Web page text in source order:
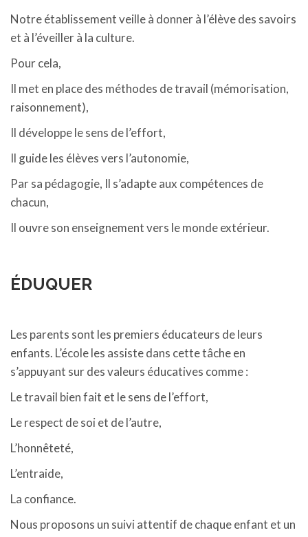
Notre établissement veille à donner à l’élève des savoirs
et à l’éveiller à la culture.
Pour cela,
Il met en place des méthodes de travail (mémorisation,
raisonnement),
Il développe le sens de l’effort,
Il guide les élèves vers l’autonomie,
Par sa pédagogie, Il s’adapte aux compétences de
chacun,
Il ouvre son enseignement vers le monde extérieur.
ÉDUQUER
Les parents sont les premiers éducateurs de leurs
enfants. L’école les assiste dans cette tâche en
s’appuyant sur des valeurs éducatives comme :
Le travail bien fait et le sens de l’effort,
Le respect de soi et de l’autre,
L’honnêteté,
L’entraide,
La confiance.
Nous proposons un suivi attentif de chaque enfant et un